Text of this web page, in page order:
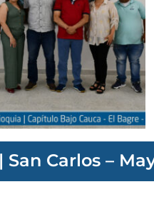
Carlos –